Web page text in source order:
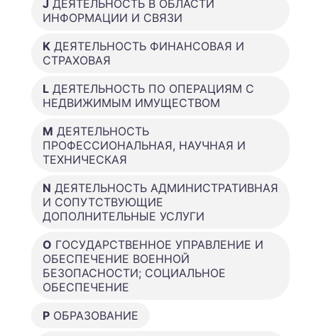
J ДЕЯТЕЛЬНОСТЬ В ОБЛАСТИ
ИНФОРМАЦИИ И СВЯЗИ
K ДЕЯТЕЛЬНОСТЬ ФИНАНСОВАЯ И
СТРАХОВАЯ
L ДЕЯТЕЛЬНОСТЬ ПО ОПЕРАЦИЯМ С
НЕДВИЖИМЫМ ИМУЩЕСТВОМ
M ДЕЯТЕЛЬНОСТЬ
ПРОФЕССИОНАЛЬНАЯ, НАУЧНАЯ И
ТЕХНИЧЕСКАЯ
N ДЕЯТЕЛЬНОСТЬ АДМИНИСТРАТИВНАЯ
И СОПУТСТВУЮЩИЕ
ДОПОЛНИТЕЛЬНЫЕ УСЛУГИ
O ГОСУДАРСТВЕННОЕ УПРАВЛЕНИЕ И
ОБЕСПЕЧЕНИЕ ВОЕННОЙ
БЕЗОПАСНОСТИ; СОЦИАЛЬНОЕ
ОБЕСПЕЧЕНИЕ
P ОБРАЗОВАНИЕ